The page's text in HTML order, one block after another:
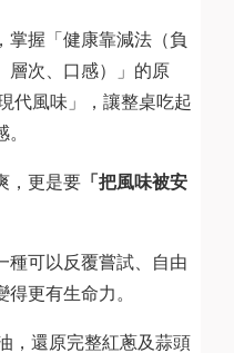
掌握「健康靠減法（負
層次、口感）」的原
代風味」，讓整桌吃起
，更是要「把風味被安
種可以反覆嘗試、自由
更有生命力。
，還原完整紅蔥及蒜頭